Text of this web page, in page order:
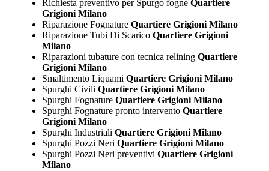
Richiesta preventivo per Spurgo fogneQuartiere
Grigioni Milano
Riparazione FognatureQuartiere Grigioni Milano
Riparazione Tubi Di ScaricoQuartiere Grigioni
Milano
Riparazioni tubature con tecnica reliningQuartiere
Grigioni Milano
Smaltimento Liquami Quartiere Grigioni Milano
Spurghi Civili Quartiere Grigioni Milano
Spurghi FognatureQuartiere Grigioni Milano
Spurghi Fognature pronto interventoQuartiere
Grigioni Milano
Spurghi Industriali Quartiere Grigioni Milano
Spurghi Pozzi Neri Quartiere Grigioni Milano
Spurghi Pozzi Neri preventivi Quartiere Grigioni
Milano